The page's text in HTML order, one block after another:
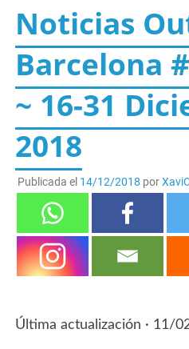
Noticias
Barcelona
~ 16-31
2018
Publicada el 14/12/2018 por
Última actualización · 11/